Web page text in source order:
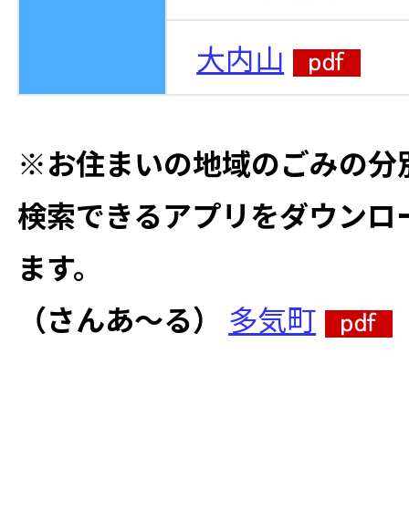
大内山
※お住まいの地域のごみの分
検索できるアプリをダウン
ます。
（さんあ～る）
多気町